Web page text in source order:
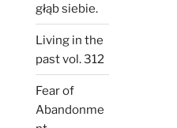
głąb siebie.
Living in the
past vol. 312
Fear of
Abandonme